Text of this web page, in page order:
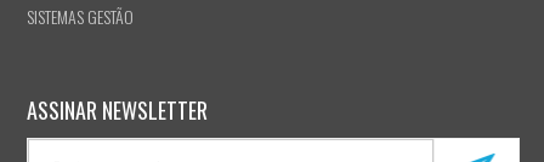
SISTEMAS GESTÃO
ASSINAR NEWSLETTER